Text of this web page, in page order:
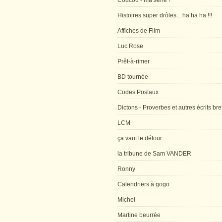
Histoires super drôles... ha ha ha !!!
Affiches de Film
Luc Rose
Prêt-à-rimer
BD tournée
Codes Postaux
Dictons - Proverbes et autres écrits
LCM
ça vaut le détour
la tribune de Sam VANDER
Ronny
Calendriers à gogo
Michel
Martine beurrée